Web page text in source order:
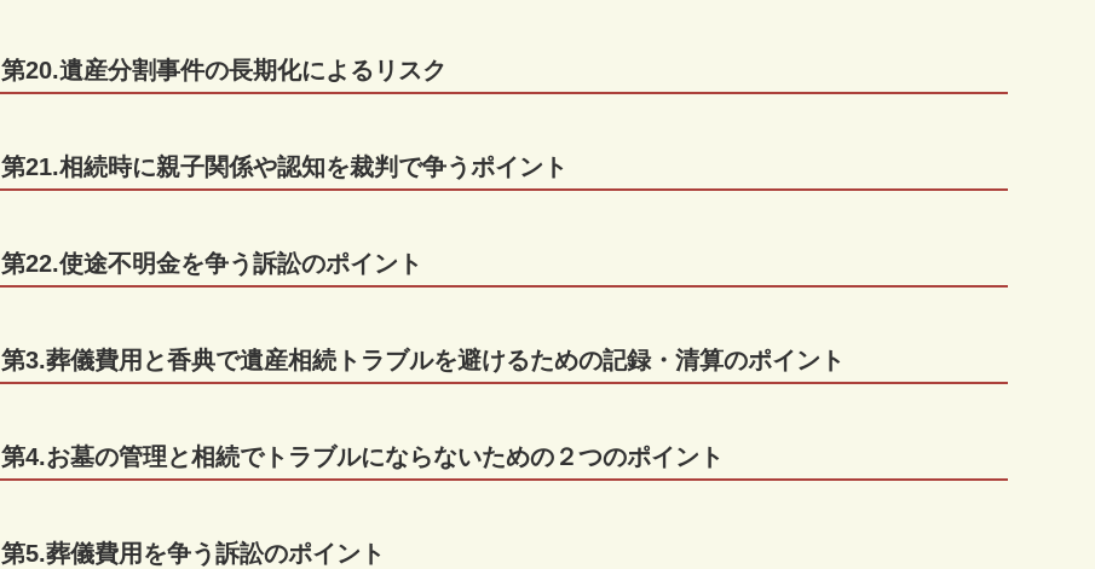
第20.遺産分割事件の長期化によるリスク
第21.相続時に親子関係や認知を裁判で争うポイント
第22.使途不明金を争う訴訟のポイント
第3.葬儀費用と香典で遺産相続トラブルを避けるための記録・清算のポイント
第4.お墓の管理と相続でトラブルにならないための２つのポイント
第5.葬儀費用を争う訴訟のポイント